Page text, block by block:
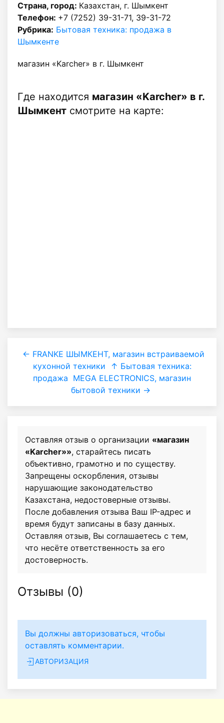
Страна, город: Казахстан, г. Шымкент
Телефон: +7 (7252) 39-31-71, 39-31-72
Рубрика: Бытовая техника: продажа в
Шымкенте
магазин «Karcher» в г. Шымкент
Где находится магазин «Karcher» в г.
Шымкент смотрите на карте:
← FRANKE ШЫМКЕНТ, магазин встраиваемой
кухонной техники
↑ Бытовая техника:
продажа MEGA ELECTRONICS, магазин
бытовой техники →
Оставляя отзыв о организации «магазин
«Karcher»», старайтесь писать
объективно, грамотно и по существу.
Запрещены оскорбления, отзывы
нарушающие законодательство
Казахстана, недостоверные отзывы.
После добавления отзыва Ваш IP-адрес и
время будут записаны в базу данных.
Оставляя отзыв, Вы соглашаетесь с тем,
что несёте ответственность за его
достоверность.
Отзывы (0)
Вы должны авторизоваться, чтобы
оставлять комментарии.
АВТОРИЗАЦИЯ